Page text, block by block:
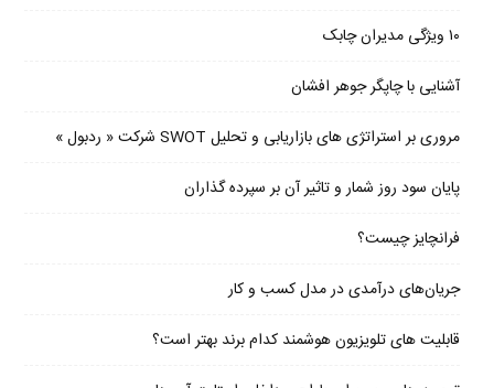
۱۰ ویژگی مدیران چابک
آشنایی با چاپگر جوهر افشان
مروری بر استراتژی های بازاریابی و تحلیل SWOT شرکت « ردبول »
پایان سود روز شمار و تاثیر آن بر سپرده گذاران
فرانچایز چیست؟
جریان‌های درآمدی در مدل کسب و کار
قابلیت های تلویزیون هوشمند کدام برند بهتر است؟